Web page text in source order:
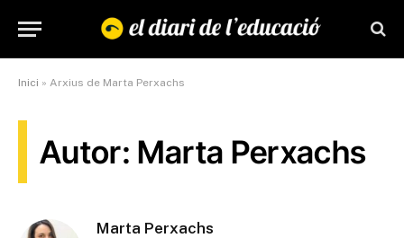
Inici » Arxius de Marta Perxachs
Autor: Marta Perxachs
Marta Perxachs